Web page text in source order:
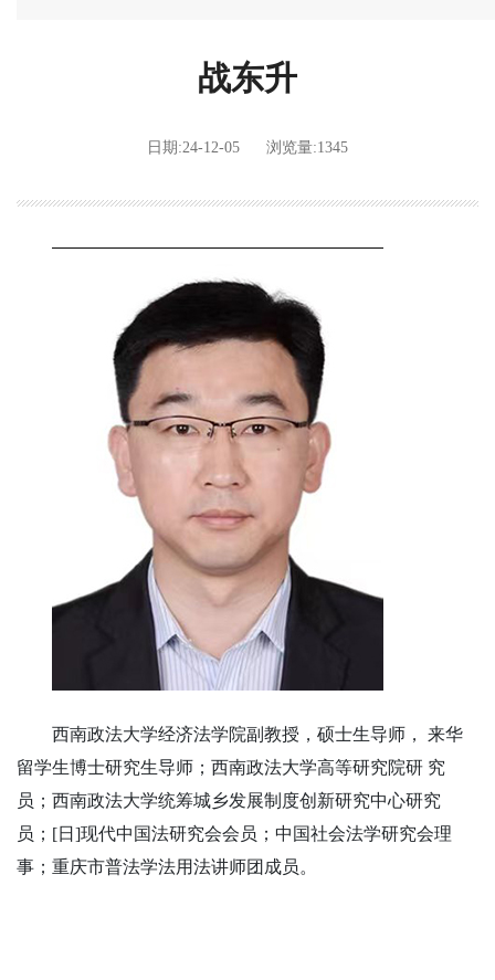
战东升
日期:24-12-05 浏览量:1345
西南政法大学经济法学院副教授，硕士生导师， 来华
留学生博士研究生导师；西南政法大学高等研究院研 究
员；西南政法大学统筹城乡发展制度创新研究中心研究
员；[日]现代中国法研究会会员；中国社会法学研究会理
事；重庆市普法学法用法讲师团成员。